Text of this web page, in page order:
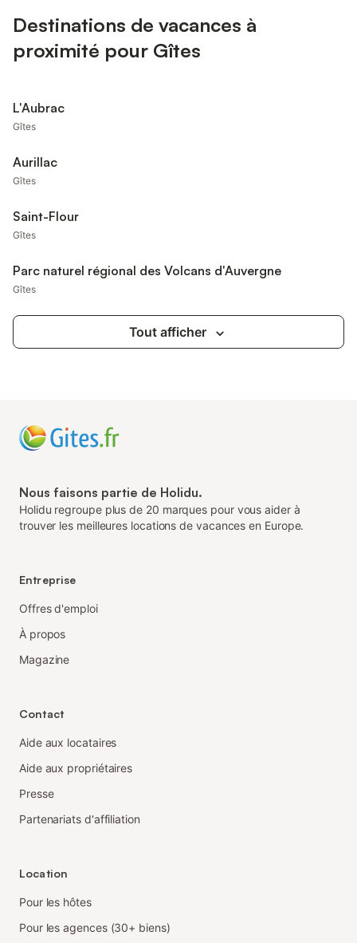
Destinations de vacances à
proximité pour Gîtes
L'Aubrac
Gîtes
Aurillac
Gîtes
Saint-Flour
Gîtes
Parc naturel régional des Volcans d'Auvergne
Gîtes
Tout afficher
Nous faisons partie de Holidu.
Holidu regroupe plus de 20 marques pour vous aider à
trouver les meilleures locations de vacances en Europe.
Entreprise
Offres d'emploi
À propos
Magazine
Contact
Aide aux locataires
Aide aux propriétaires
Presse
Partenariats d'affiliation
Location
Pour les hôtes
Pour les agences (30+ biens)